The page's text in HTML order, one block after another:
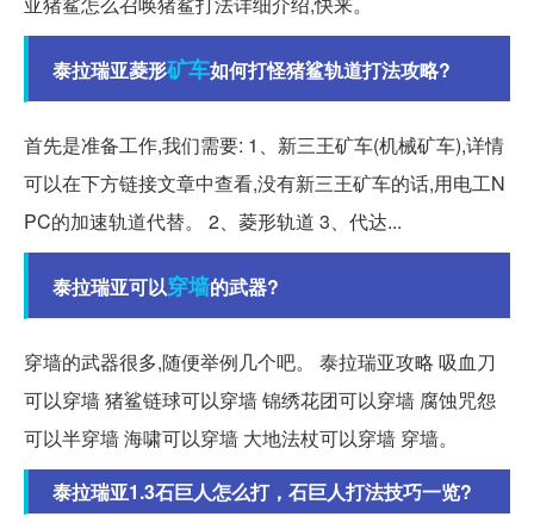
泰拉瑞亚菱形矿车如何打怪猪鲨轨道打法攻略?
首先是准备工作,我们需要: 1、新三王矿车(机械矿车),详情
可以在下方链接文章中查看,没有新三王矿车的话,用电工N
PC的加速轨道代替。 2、菱形轨道 3、代达...
泰拉瑞亚可以穿墙的武器?
穿墙的武器很多,随便举例几个吧。 泰拉瑞亚攻略 吸血刀
可以穿墙 猪鲨链球可以穿墙 锦绣花团可以穿墙 腐蚀咒怨
可以半穿墙 海啸可以穿墙 大地法杖可以穿墙 穿墙。
泰拉瑞亚1.3石巨人怎么打，石巨人打法技巧一览?